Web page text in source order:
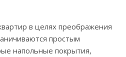
в целях преображения
простым
напольные покрытия,